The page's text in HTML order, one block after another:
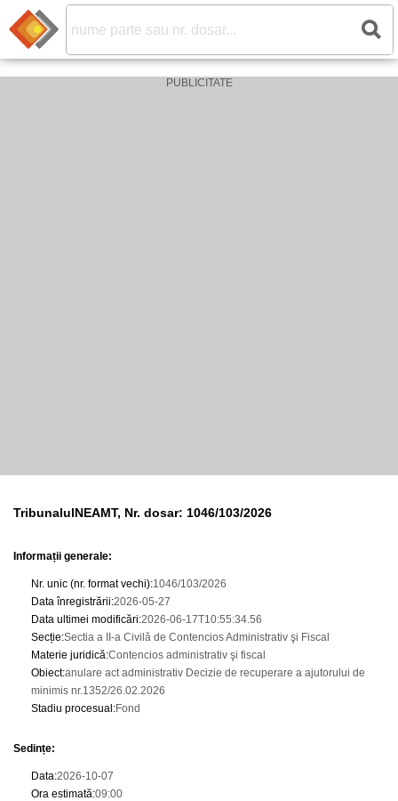
TribunalulNEAMT, Nr. dosar: 1046/103/2026
Informații generale:
Nr. unic (nr. format vechi):1046/103/2026
Data înregistrării:2026-05-27
Data ultimei modificări:2026-06-17T10:55:34.56
Secție:Sectia a II-a Civilă de Contencios Administrativ şi Fiscal
Materie juridică:Contencios administrativ şi fiscal
Obiect:anulare act administrativ Decizie de recuperare a ajutorului de
minimis nr.1352/26.02.2026
Stadiu procesual :Fond
Sedințe:
Data:2026-10-07
Ora estimată:09:00